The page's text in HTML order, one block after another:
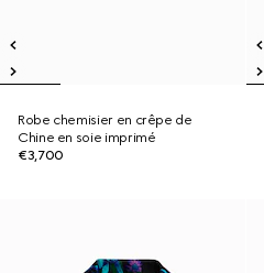
Robe chemisier en crêpe de
Chine en soie imprimé
€3,700